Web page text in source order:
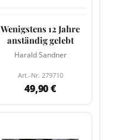
Wenigstens 12 Jahre
anständig gelebt
Harald Sandner
Art.-Nr. 279710
49,90 €